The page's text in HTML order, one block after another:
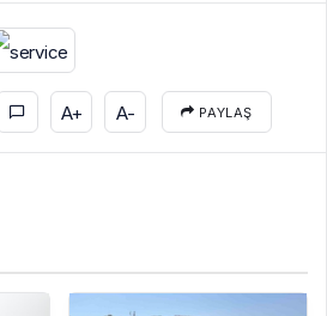
A+ A- PAYLAŞ